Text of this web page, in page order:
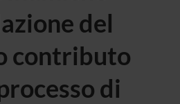
del
contributo
di